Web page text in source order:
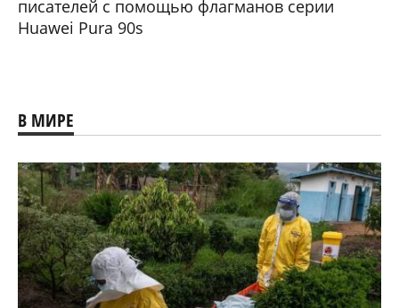
писателей с помощью флагманов серии
Huawei Pura 90s
В МИРЕ